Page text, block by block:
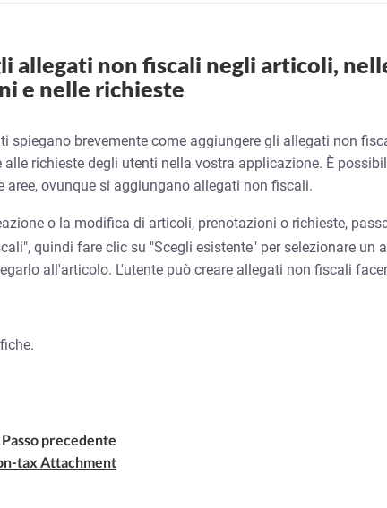
allegati non fiscali negli articoli,
e nelle richieste
spiegano brevemente come aggiungere gli allegati non
alle richieste degli utenti nella vostra applicazione. È
aree, ovunque si aggiungano allegati non fiscali.
o la modifica di articoli, prenotazioni o richieste,
quindi fare clic su "Scegli esistente" per selezionare un
all'articolo. L'utente può creare allegati non fiscali
Passo precedente
tax Attachment